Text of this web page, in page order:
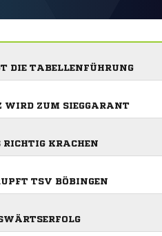
DIE TABELLENFÜHRUNG
WIRD ZUM SIEGGARANT
RICHTIG KRACHEN
TSV BÖBINGEN